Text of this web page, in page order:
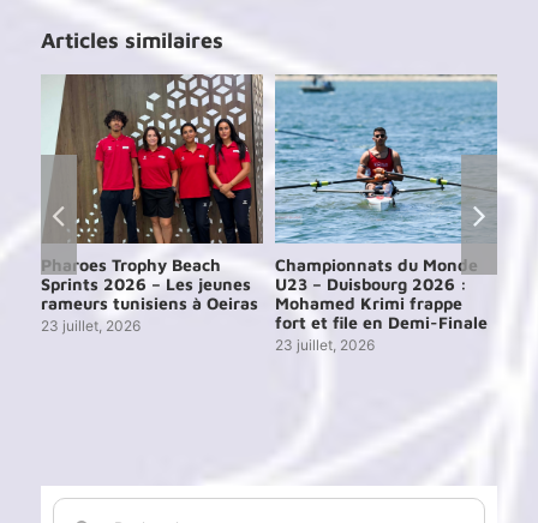
Articles similaires
Pharoes Trophy Beach
Sprints 2026 – Les jeunes
rameurs tunisiens à Oeiras
23 juillet, 2026
Championnats du Monde
U23 – Duisbourg 2026 :
Mohamed Krimi frappe
fort et file en Demi-Finale
23 juillet, 2026
Rechercher: